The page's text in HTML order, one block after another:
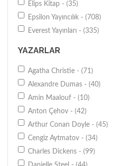
Elips Kitap - (35)
Epsilon Yayıncılık - (708)
Everest Yayınları - (335)
İnkılap Kitabevi - (143)
İş Bankası Kültür Yayınları - (580)
İskele Yayıncılık - (33)
İthaki Yayınları - (442)
Koridor Yayıncılık - (237)
Martı Yayıncılık - (708)
Metis Yayınları - (108)
YAZARLAR
Agatha Christie - (71)
Alexandre Dumas - (40)
Amin Maalouf - (10)
Anton Çehov - (42)
Arthur Conan Doyle - (45)
Cengiz Aytmatov - (34)
Charles Dickens - (99)